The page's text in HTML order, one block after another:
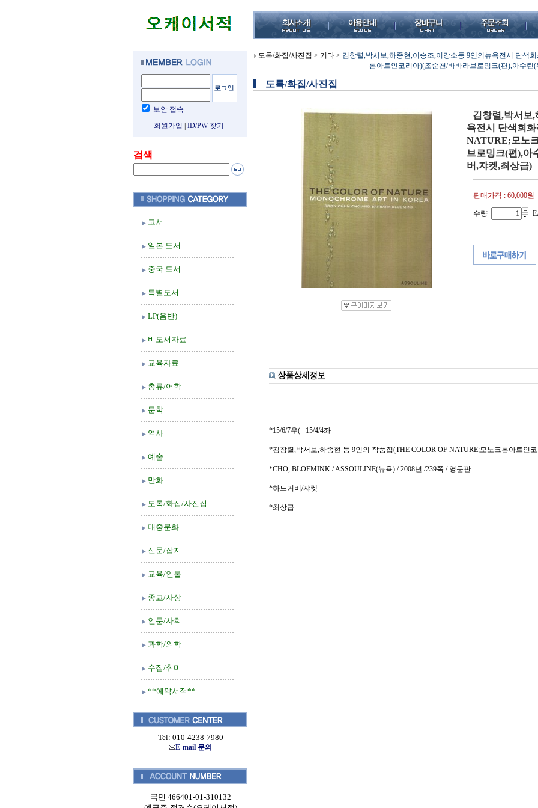
보안 접속
회원가입
ID/PW 찾기
검색
고서
일본 도서
중국 도서
특별도서
LP(음반)
비도서자료
교육자료
총류/어학
문학
역사
예술
만화
도록/화집/사진집
대중문화
신문/잡지
교육/인물
종교/사상
인문/사회
과학/의학
수집/취미
**예약서적**
Tel: 010-4238-7980
E-mail 문의
국민 466401-01-310132
도록/화집/사진집 > 기타 > 김창렬,박서보,하종현,이승조,이강소등 9인의뉴욕전시 단색
롬아트인코리아)(조순천/바바라브로밍크(편),아수린
도록/화집/사진집
김창렬,박서보
욕전시 단색회
NATURE;모노
브로밍크(편),아
버,쟈켓,최상급)
판매가격 : 60,000원
수량
*15/6/7우( 15/4/4좌
*김창렬,박서보,하종현 등 9인의 작품집(THE COLOR OF NATURE;모노크롬아트인
*CHO, BLOEMINK / ASSOULINE(뉴욕) / 2008년 /239쪽 / 영문판
*하드커버/쟈켓
*최상급